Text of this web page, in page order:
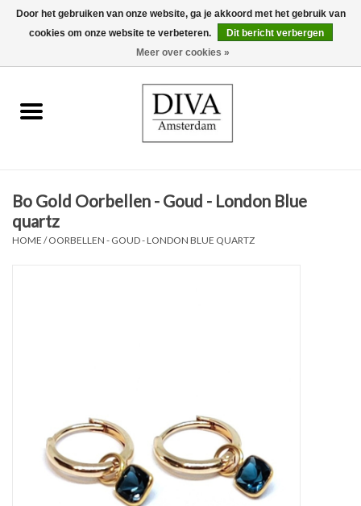
0 Artikelen - €0,00
Oorbellen
Merken
Over DIVA
Bo Gold Oorbellen - Goud - London Blue
quartz
HOME /OORBELLEN - GOUD - LONDON BLUE QUARTZ
Door het gebruiken van onze website, ga je akkoord met het gebruik van
cookies om onze website te verbeteren.
Dit bericht verbergen
Meer over cookies »